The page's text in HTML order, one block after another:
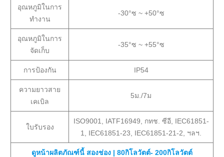
อุณหภูมิในการ
ทำงาน
-30°ซ ~ +50°ซ
อุณหภูมิในการ
จัดเก็บ
-35°ซ ~ +55°ซ
การป้องกัน IP54
ความยาวสาย
เคเบิล
5ม./7ม
ใบรับรอง
ISO9001, IATF16949, กทช. ซีอี, IEC61851-
1, IEC61851-23, IEC61851-21-2, ฯลฯ.
ดูหน้าผลิตภัณฑ์นี้ สองช่อง | 80กิโลวัตต์- 200กิโลวัตต์